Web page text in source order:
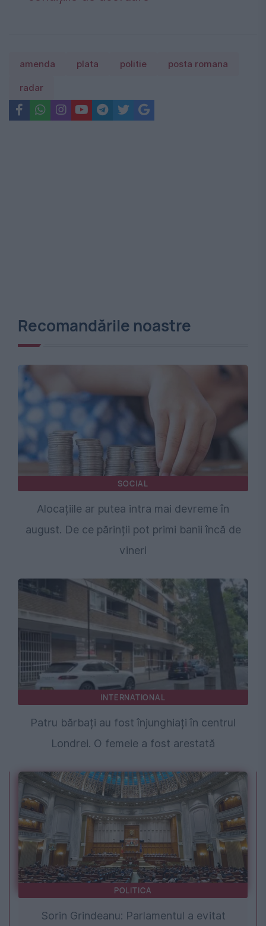
amenda plata politie posta romana
radar
Recomandările noastre
SOCIAL
Alocațiile ar putea intra mai devreme în
august. De ce părinții pot primi banii încă de
vineri
INTERNATIONAL
Patru bărbați au fost înjunghiați în centrul
Londrei. O femeie a fost arestată
POLITICA
Sorin Grindeanu: Parlamentul a evitat